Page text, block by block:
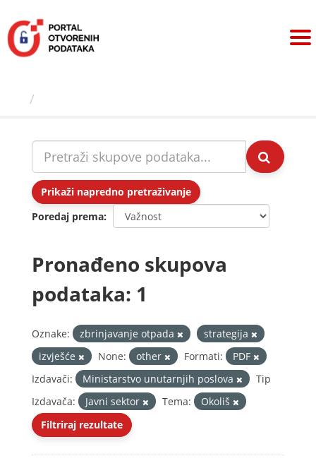
sadržaj
Prikaži napredno pretraživanje
Poredaj prema
Pronađeno skupova
podataka: 1
Oznake: zbrinjavanje otpada
strategija
izvješće
None: other Formati:
PDF
Izdavači:
Ministarstvo unutarnjih poslova
Tip
Izdavača:
Javni sektor Tema:
Okoliš
Filtriraj rezultate